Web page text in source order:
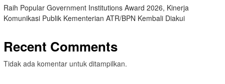
Raih Popular Government Institutions Award 2026, Kinerja
Komunikasi Publik Kementerian ATR/BPN Kembali Diakui
Recent Comments
Tidak ada komentar untuk ditampilkan.